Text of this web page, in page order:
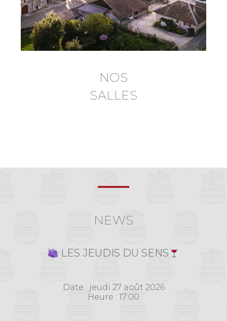
NOS
SALLES
NEWS
LES JEUDIS DU SENS
Date : jeudi 27 août 2026
Heure : 17:00